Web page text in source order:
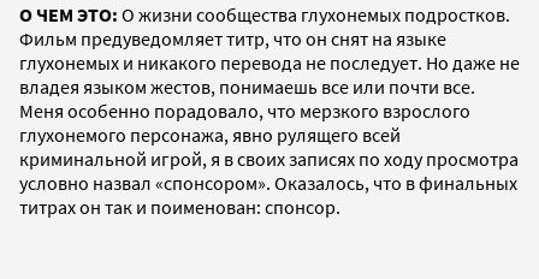
О ЧЕМ ЭТО: О жизни сообщества глухонемых подростков.
Фильм предуведомляет титр, что он снят на языке
глухонемых и никакого перевода не последует. Но даже не
владея языком жестов, понимаешь все или почти все.
Меня особенно порадовало, что мерзкого взрослого
глухонемого персонажа, явно рулящего всей
криминальной игрой, я в своих записях по ходу просмотра
условно назвал «спонсором». Оказалось, что в финальных
титрах он так и поименован: спонсор.